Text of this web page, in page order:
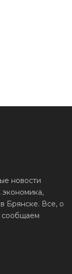
новости
экономика,
Брянске. Все, о
сообщаем